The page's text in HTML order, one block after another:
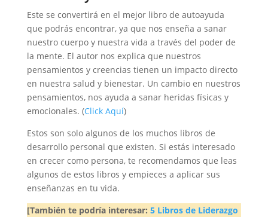
Este se convertirá en el mejor libro de autoayuda
que podrás encontrar, ya que nos enseña a sanar
nuestro cuerpo y nuestra vida a través del poder de
la mente. El autor nos explica que nuestros
pensamientos y creencias tienen un impacto directo
en nuestra salud y bienestar. Un cambio en nuestros
pensamientos, nos ayuda a sanar heridas físicas y
emocionales. (Click Aquí)
Estos son solo algunos de los muchos libros de
desarrollo personal que existen. Si estás interesado
en crecer como persona, te recomendamos que leas
algunos de estos libros y empieces a aplicar sus
enseñanzas en tu vida.
[También te podría interesar: 5 Libros de Liderazgo